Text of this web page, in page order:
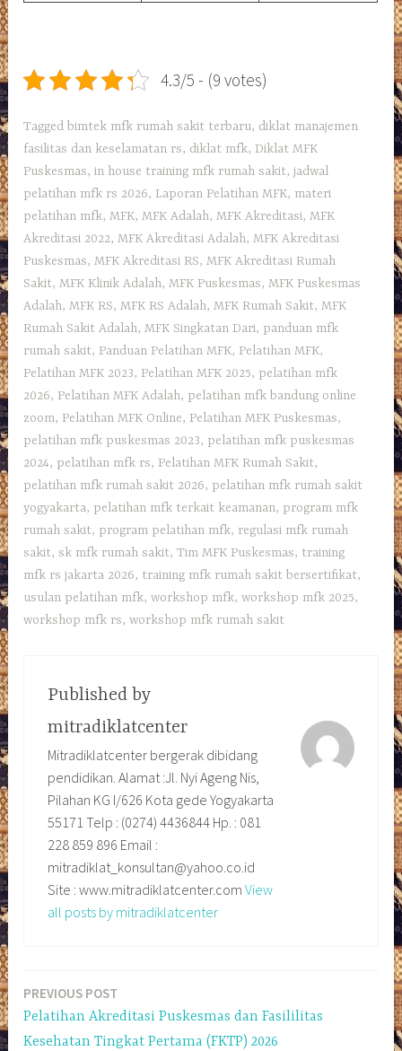
4.3/5 - (9 votes)
Tagged bimtek mfk rumah sakit terbaru, diklat manajemen
fasilitas dan keselamatan rs, diklat mfk,Diklat MFK
Puskesmas,in house training mfk rumah sakit,jadwal
pelatihan mfk rs 2026, Laporan Pelatihan MFK, materi
pelatihan mfk,MFK,MFK Adalah,MFK Akreditasi,MFK
Akreditasi 2022,MFK Akreditasi Adalah,MFK Akreditasi
Puskesmas,MFK Akreditasi RS,MFK Akreditasi Rumah
Sakit,MFK Klinik Adalah,MFK Puskesmas,MFK Puskesmas
Adalah,MFK RS,MFK RS Adalah,MFK Rumah Sakit,MFK
Rumah Sakit Adalah,MFK Singkatan Dari, panduan mfk
rumah sakit, Panduan Pelatihan MFK, Pelatihan MFK,
Pelatihan MFK 2023, Pelatihan MFK 2025, pelatihan mfk
2026, Pelatihan MFK Adalah, pelatihan mfk bandung online
zoom, Pelatihan MFK Online, Pelatihan MFK Puskesmas,
pelatihan mfk puskesmas 2023, pelatihan mfk puskesmas
2024, pelatihan mfk rs, Pelatihan MFK Rumah Sakit,
pelatihan mfk rumah sakit 2026, pelatihan mfk rumah sakit
yogyakarta, pelatihan mfk terkait keamanan, program mfk
rumah sakit, program pelatihan mfk, regulasi mfk rumah
sakit,sk mfk rumah sakit,Tim MFK Puskesmas, training
mfk rs jakarta 2026, training mfk rumah sakit bersertifikat,
usulan pelatihan mfk,workshop mfk,workshop mfk 2025,
workshop mfk rs,workshop mfk rumah sakit
Published by
mitradiklatcenter
Mitradiklatcenter bergerak dibidang
pendidikan. Alamat :Jl. Nyi Ageng Nis,
Pilahan KG I/626 Kota gede Yogyakarta
55171 Telp : (0274) 4436844 Hp. : 081
228 859 896 Email :
mitradiklat_konsultan@yahoo.co.id
Site : www.mitradiklatcenter.com View
all posts by mitradiklatcenter
Navigasi
PREVIOUS POST
Pelatihan Akreditasi Puskesmas dan Fasililitas
Kesehatan Tingkat Pertama (FKTP) 2026